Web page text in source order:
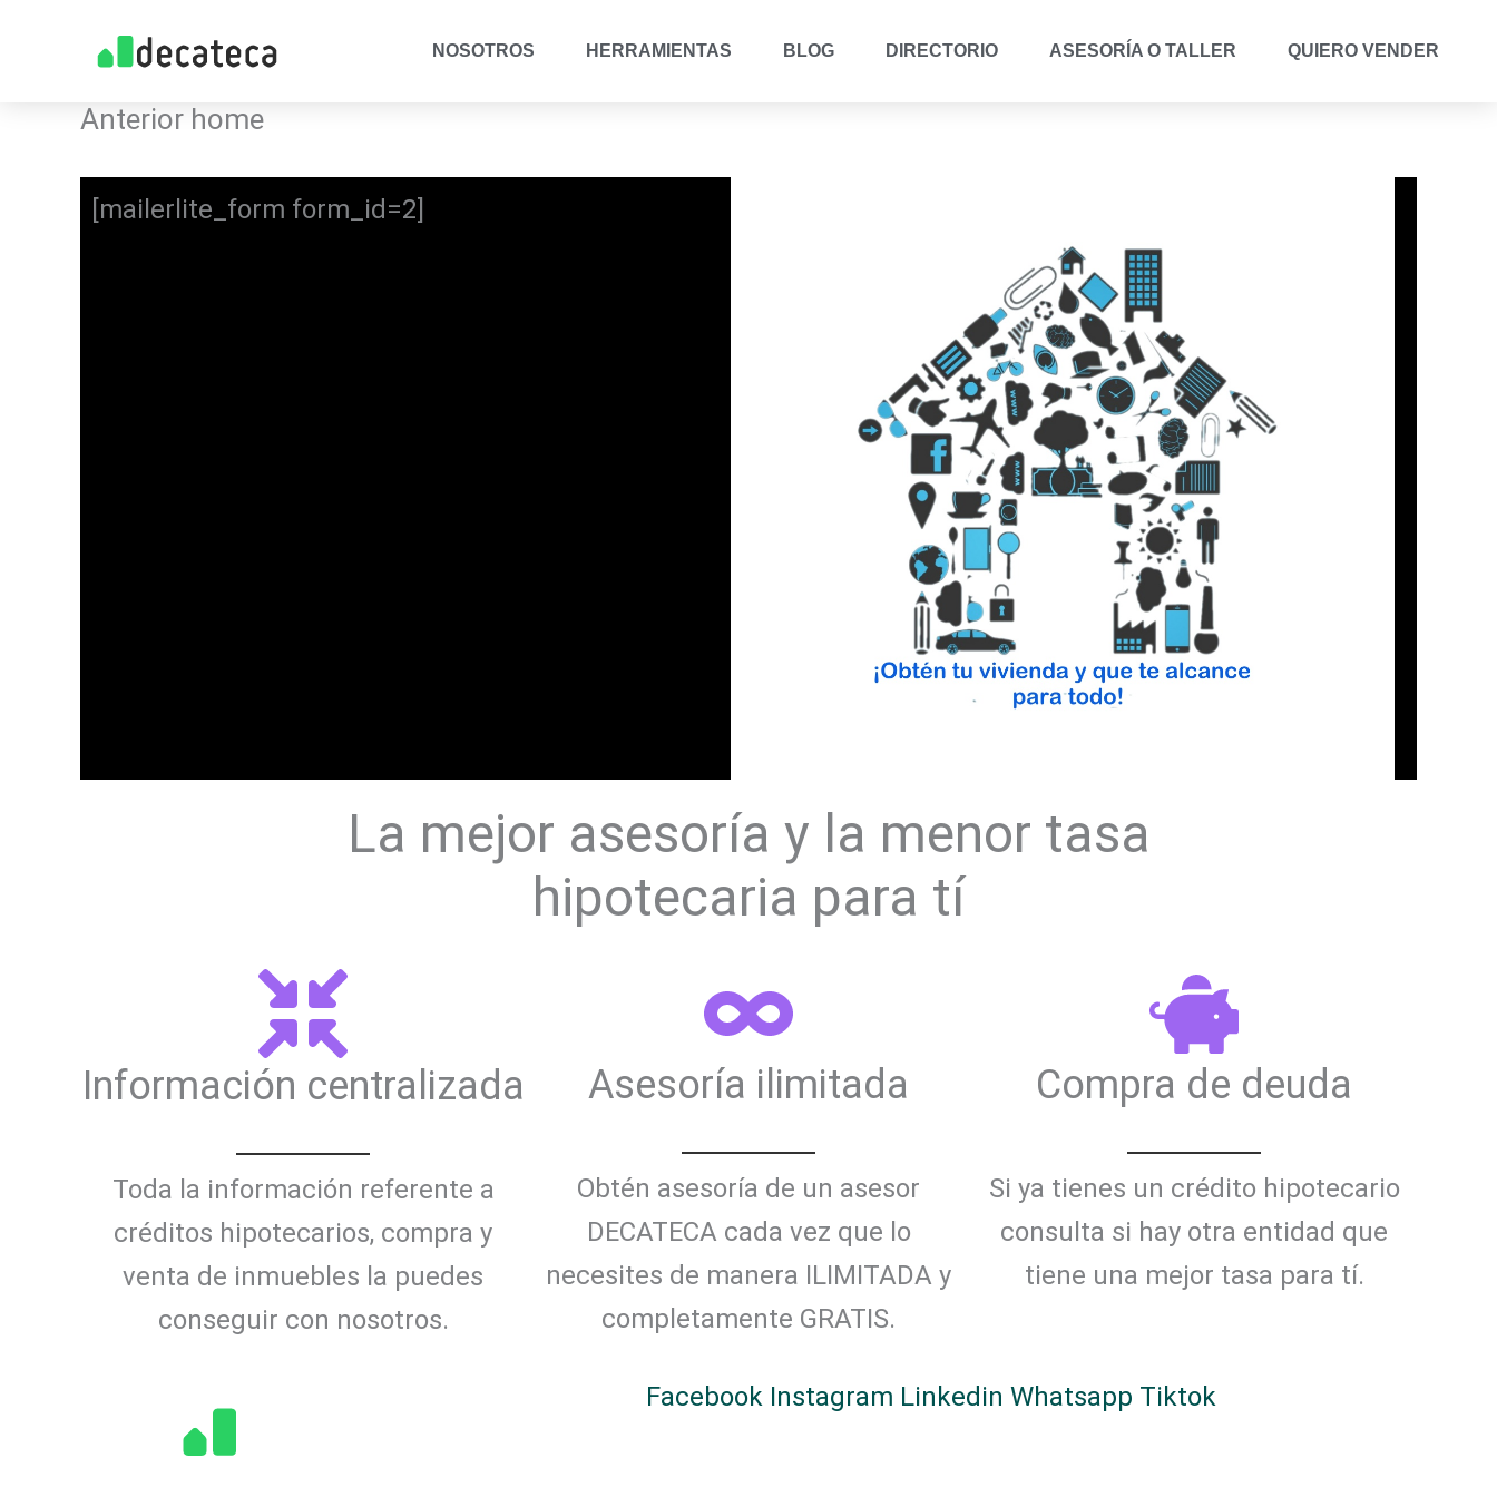
content
NOSOTROS HERRAMIENTAS BLOG DIRECTORIO ASESORÍA O TALLER QUIERO VENDER
Anterior home
[mailerlite_form form_id=2]
La mejor asesoría y la menor tasa
hipotecaria para tí
Información centralizada
Toda la información referente a
créditos hipotecarios, compra y
venta de inmuebles la puedes
conseguir con nosotros.
Asesoría ilimitada
Obtén asesoría de un asesor
DECATECA cada vez que lo
necesites de manera ILIMITADA y
completamente GRATIS.
Compra de deuda
Si ya tienes un crédito hipotecario
consulta si hay otra entidad que
tiene una mejor tasa para tí.
Facebook Instagram Linkedin Whatsapp Tiktok